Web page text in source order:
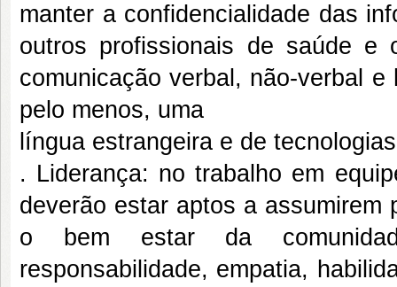
manter a confidencialidade das
outros profissionais de saúde e
comunicação verbal, não-verbal
pelo menos, uma
língua estrangeira e de
. Liderança: no trabalho em
deverão estar aptos a assumirem
o bem estar da
responsabilidade, empatia,